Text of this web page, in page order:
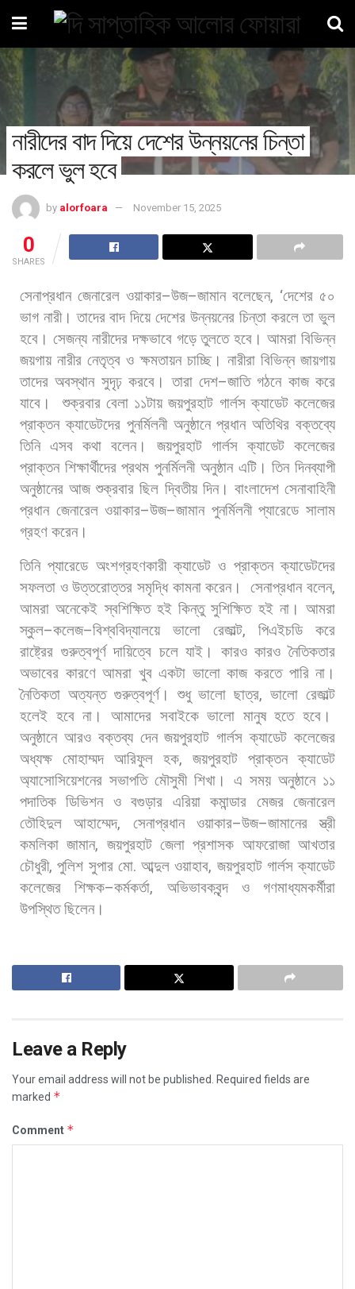
নারীদের বাদ দিয়ে দেশের উন্নয়নের চিন্তা
করলে ভুল হবে
by alorfoara November 15, 2025
0
SHARES
সেনাপ্রধান জেনারেল ওয়াকার–উজ–জামান বলেছেন, ‘দেশের ৫০
ভাগ নারী। তাদের বাদ দিয়ে দেশের উন্নয়নের চিন্তা করলে তা ভুল
হবে। সেজন্য নারীদের দক্ষভাবে গড়ে তুলতে হবে। আমরা বিভিন্ন
জয়গায় নারীর নেতৃত্ব ও ক্ষমতায়ন চাচ্ছি। নারীরা বিভিন্ন জায়গায়
তাদের অবস্থান সুদৃঢ় করবে। তারা দেশ–জাতি গঠনে কাজ করে
যাবে।
শুক্রবার বেলা ১১টায় জয়পুরহাট গার্লস ক্যাডেট কলেজের
প্রাক্তন ক্যাডেটদের পুনর্মিলনী অনুষ্ঠানে প্রধান অতিথির বক্তব্যে
তিনি এসব কথা বলেন। জয়পুরহাট গার্লস ক্যাডেট কলেজের
প্রাক্তন শিক্ষার্থীদের প্রথম পুনর্মিলনী অনুষ্ঠান এটি। তিন দিনব্যাপী
অনুষ্ঠানের আজ শুক্রবার ছিল দ্বিতীয় দিন। বাংলাদেশ সেনাবাহিনী
প্রধান জেনারেল ওয়াকার–উজ–জামান পুনর্মিলনী প্যারেডে সালাম
গ্রহণ করেন।
তিনি প্যারেডে অংশগ্রহণকারী ক্যাডেট ও প্রাক্তন ক্যাডেটদের
সফলতা ও উত্তরোত্তর সমৃদ্ধি কামনা করেন। সেনাপ্রধান বলেন,
আমরা অনেকেই স্বশিক্ষিত হই কিন্তু সুশিক্ষিত হই না। আমরা
স্কুল–কলেজ–বিশ্ববিদ্যালয়ে ভালো রেজাল্ট, পিএইচডি
করে
রাষ্ট্রের গুরুত্বপূর্ণ দায়িত্বে চলে যাই। কারও কারও নৈতিকতার
অভাবের কারণে আমরা খুব একটা ভালো কাজ করতে পারি না।
নৈতিকতা অত্যন্ত গুরুত্বপূর্ণ। শুধু ভালো ছাত্র,ভালো রেজাল্ট
হলেই হবে না। আমাদের সবাইকে ভালো মানুষ হতে হবে।
অনুষ্ঠানে আরও বক্তব্য দেন জয়পুরহাট গার্লস ক্যাডেট কলেজের
অধ্যক্ষ
মোহাম্মদ আরিফুল হক, জয়পুরহাট প্রাক্তন
ক্যাডেট
অ্যাসোসিয়েশনের সভাপতি মৌসুমী শিখা। এ সময় অনুষ্ঠানে ১১
পদাতিক ডিভিশন ও বগুড়ার এরিয়া কমান্ডার মেজর জেনারেল
তৌহিদুল
আহাম্মেদ, সেনাপ্রধান ওয়াকার–উজ–জামানের
স্ত্রী
কমলিকা জামান, জয়পুরহাট জেলা প্রশাসক আফরোজা আখতার
চৌধুরী,পুলিশ সুপার মো. আব্দুল ওয়াহাব, জয়পুরহাট গার্লস ক্যাডেট
কলেজের
শিক্ষক–কর্মকর্তা, অভিভাবকবৃন্দ ও
গণমাধ্যমকর্মীরা
উপস্থিত ছিলেন।
Leave a Reply
Your email address will not be published.
Required fields are
marked *
Comment *